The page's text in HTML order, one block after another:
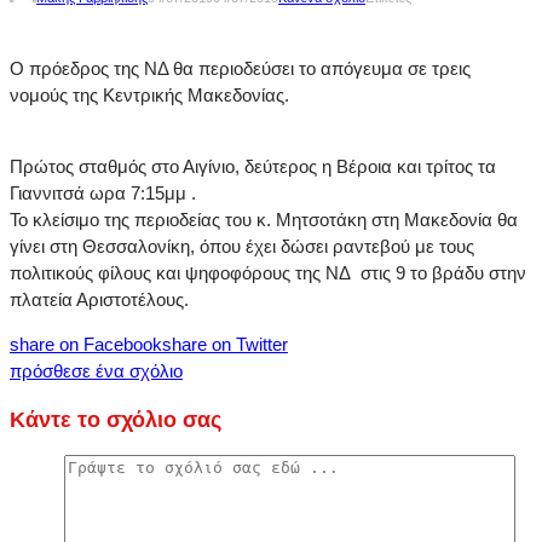
Ο πρόεδρος της ΝΔ θα περιοδεύσει το απόγευμα σε τρεις
νομούς της Κεντρικής Μακεδονίας.
Πρώτος σταθμός στο Αιγίνιο, δεύτερος η Βέροια και τρίτος τα
Γιαννιτσά ωρα 7:15μμ .
Το κλείσιμο της περιοδείας του κ. Μητσοτάκη στη Μακεδονία θα
γίνει στη Θεσσαλονίκη, όπου έχει δώσει ραντεβού με τους
πολιτικούς φίλους και ψηφοφόρους της ΝΔ στις 9 το βράδυ στην
πλατεία Αριστοτέλους.
share on Facebookshare on Twitter
πρόσθεσε ένα σχόλιο
Κάντε το σχόλιο σας